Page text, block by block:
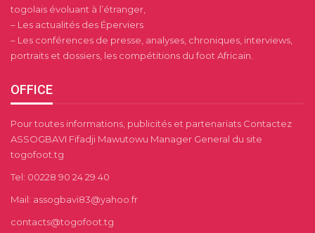
togolais évoluant à l’étranger,
– Les actualités des Éperviers
– Les conférences de presse, analyses, chroniques, interviews,
portraits et dossiers, les compétitions du foot Africain.
OFFICE
Pour toutes informations, publicités et partenariats Contactez
ASSOGBAVI Fifadji Mawutowu Manager General du site
togofoot.tg
Tel: 00228 90 24 29 40
Mail: assogbavi83@yahoo.fr
contacts@togofoot.tg